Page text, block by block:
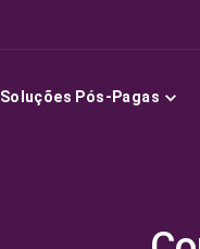
Soluções Pós-Pagas